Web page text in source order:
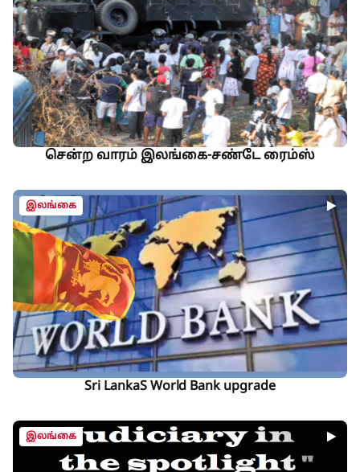
சென்ற வாரம் இலங்கை-சண்டே ரைம்ஸ்
இலங்கை
Sri LankaS World Bank upgrade
இலங்கை